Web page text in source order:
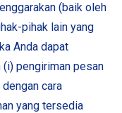
(baik oleh
pihak lain yang
Anda dapat
pengiriman pesan
cara
yang tersedia